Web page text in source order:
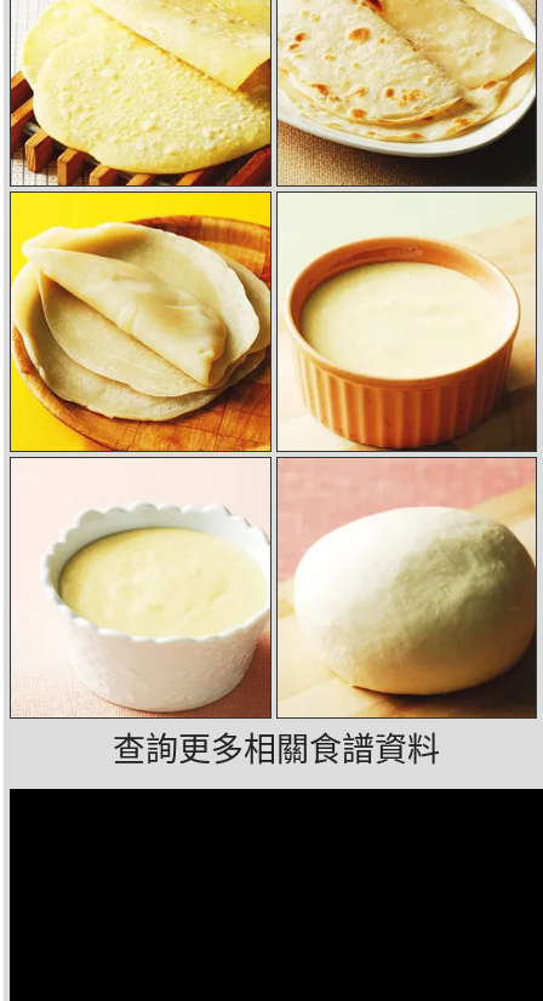
查詢更多相關食譜資料